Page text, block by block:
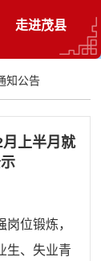
走进茂县
知公告
上半月就
位锻炼，
生、失业青